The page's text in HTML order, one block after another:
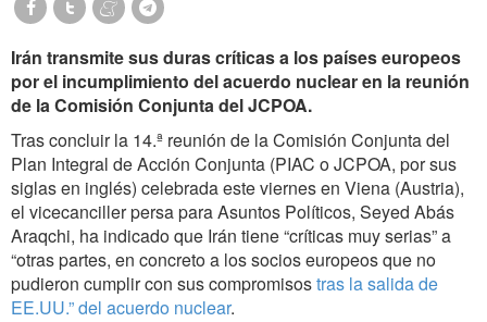
Irán transmite sus duras críticas a los países europeos
por el incumplimiento del acuerdo nuclear en la reunión
de la Comisión Conjunta del JCPOA.
Tras concluir la 14.ª reunión de la Comisión Conjunta del
Plan Integral de Acción Conjunta (PIAC o JCPOA, por sus
siglas en inglés) celebrada este viernes en Viena (Austria),
el vicecanciller persa para Asuntos Políticos, Seyed Abás
Araqchi, ha indicado que Irán tiene “críticas muy serias” a
“otras partes, en concreto a los socios europeos que no
pudieron cumplir con sus compromisostras la salida de
EE.UU.” del acuerdo nuclear.